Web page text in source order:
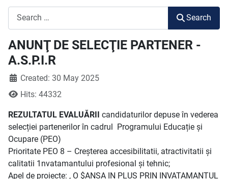
Search
ANUNŢ DE SELECŢIE PARTENER -
A.S.P.I.R
Created: 30 May 2025
Hits: 44332
REZULTATUL EVALUĂRII candidaturilor depuse în vederea
selecției partenerilor în cadrul Programului Educație și
Ocupare (PEO)
Prioritate PEO 8 – Creșterea accesibilitatii, atractivitatii și
calitatii 1nvatamantului profesional și tehnic;
Apel de proiecte: , O $ANSA IN PLUS PRIN INVATAMANTUL